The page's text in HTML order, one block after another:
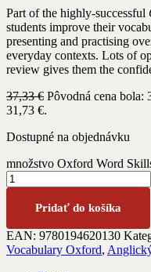
Part of the highly-successful
students improve their
presenting and practising
everyday contexts. Lots of
review gives them the
37,33€ Pôvodná cena bola:
31,73 €.
Dostupné na objednávku
množstvo Oxford Word
Pridať do košíka
EAN: 9780194620130
Vocabulary Oxford,